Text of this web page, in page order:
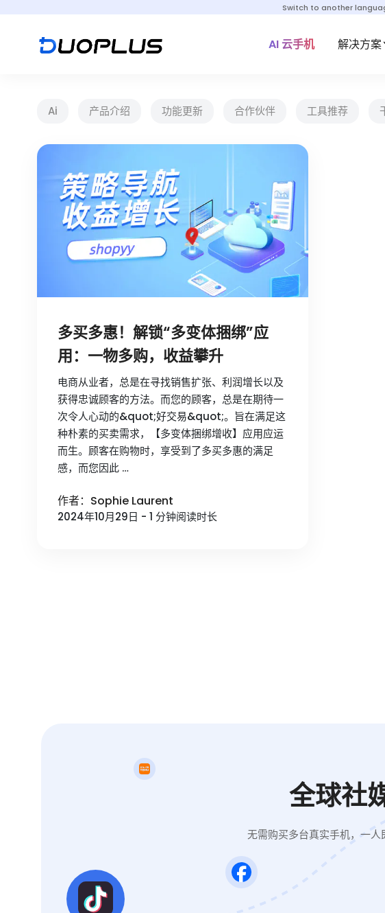
Switch to another
AI 云手机 解决方案
Ai 产品介绍 功能更新 合作伙伴 工具推荐
多买多惠！解锁“多变体捆绑”应
用：一物多购，收益攀升
电商从业者，总是在寻找销售扩张、利润增长以及
获得忠诚顾客的方法。而您的顾客，总是在期待一
次令人心动的&quot;好交易&quot;。旨在满足这
种朴素的买卖需求，【多变体捆绑增收】应用应运
而生。顾客在购物时，享受到了多买多惠的满足
感，而您因此 …
作者：Sophie Laurent
2024年10月29日 - 1 分钟阅读时长
全球社
无需购买多台真实手机，一人